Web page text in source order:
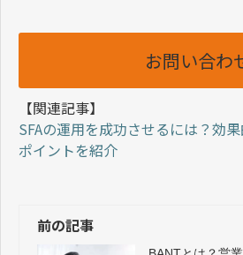
お問い合わ
【関連記事】
SFAの運用を成功させるには？効
ポイントを紹介
前の記事